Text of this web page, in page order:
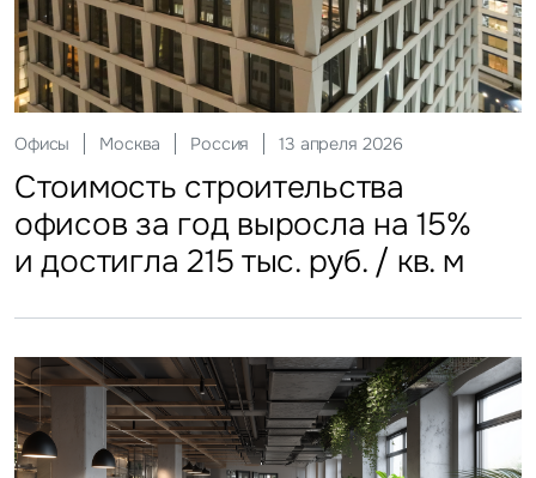
Офисы Москва Россия 13 апреля 2026
Стоимость строительства
офисов за год выросла на 15%
и достигла 215 тыс. руб. / кв. м
Склады Москва Россия 12 мая 2026
Стоимость строительства
складских объектов практически
остановила рост
Ритейл Москва Россия 20 июля 2026
Более трети россиян
еженедельно покупают готовую
еду
Гостиницы Москва Россия 27 июля 2026
Столичные отели стали
доступнее
Инвестиции Москва Россия 29 мая 2026
ЗПИФы недвижимости
замедлили темп